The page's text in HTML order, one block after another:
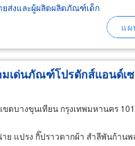
ยส่งและผู้ผลิตผลิตภัณฑ์เด็ก
เด่นภัณฑ์โปรดักส์แอนด์เ
ขตบางขุนเทียน กรุงเทพมหานคร
ย แปรง กิ๊ปราวตากผ้า สำลีพันก้าน